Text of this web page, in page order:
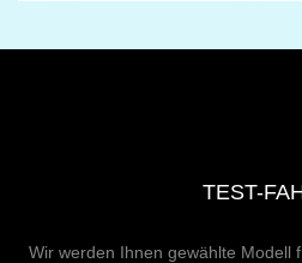
TEST-
Wir werden Ihnen gewählte Modell